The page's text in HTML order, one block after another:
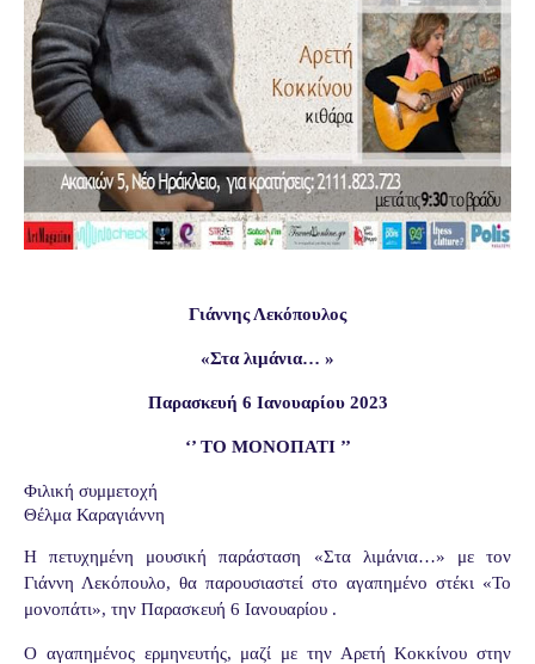
Γιάννης Λεκόπουλος
«Στα λιμάνια… »
Παρασκευή 6 Ιανουαρίου 2023
‘’ ΤΟ ΜΟΝΟΠΑΤΙ ’’
Φιλική συμμετοχή
Θέλμα Καραγιάννη
Η πετυχημένη μουσική παράσταση «Στα λιμάνια…» με τον
Γιάννη Λεκόπουλο, θα παρουσιαστεί στο αγαπημένο στέκι «Το
μονοπάτι», την Παρασκευή 6 Ιανουαρίου .
Ο αγαπημένος ερμηνευτής, μαζί με την Αρετή Κοκκίνου στην